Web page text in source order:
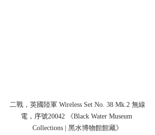
二戰，英國陸軍 Wireless Set No. 38 Mk.2 無線
電，序號20042 《Black Water Museum
Collections | 黑水博物館館藏》